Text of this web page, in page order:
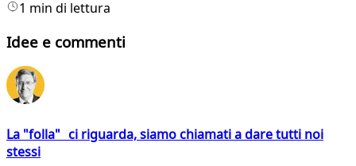
1 min di lettura
Idee e commenti
La "folla" ci riguarda, siamo chiamati a dare tutti noi
stessi